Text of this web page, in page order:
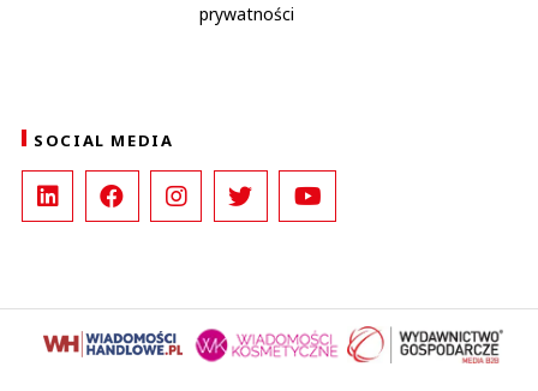
prywatności
SOCIAL MEDIA